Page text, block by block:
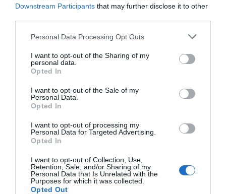
Downstream Participants that may further disclose it to other
Personal Data Processing Opt Outs
I want to opt-out of the Sharing of my
personal data.
Opted In
I want to opt-out of the Sale of my
Personal Data.
Opted In
I want to opt-out of processing my
Personal Data for Targeted Advertising.
Opted In
I want to opt-out of Collection, Use,
Retention, Sale, and/or Sharing of my
Personal Data that Is Unrelated with the
Purposes for which it was collected.
Opted Out
2Playbook Club